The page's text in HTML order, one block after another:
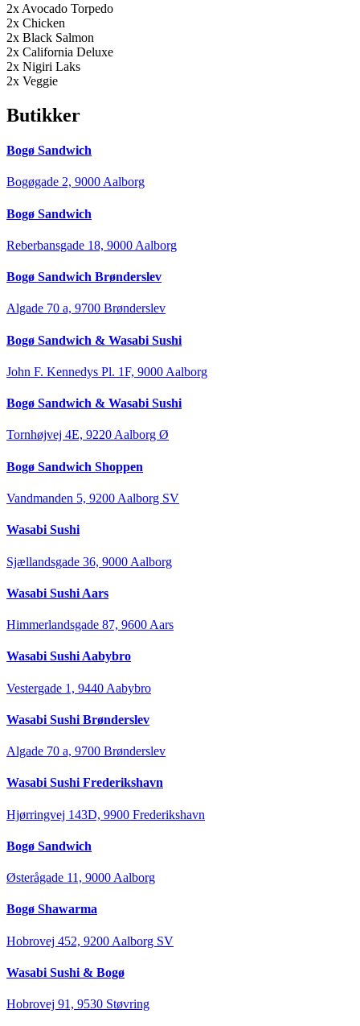
2x Avocado Torpedo
2x Chicken
2x Black Salmon
2x California Deluxe
2x Nigiri Laks
2x Veggie
Butikker
Bogø Sandwich
Bogøgade 2, 9000 Aalborg
Bogø Sandwich
Reberbansgade 18, 9000 Aalborg
Bogø Sandwich Brønderslev
Algade 70 a, 9700 Brønderslev
Bogø Sandwich & Wasabi Sushi
John F. Kennedys Pl. 1F, 9000 Aalborg
Bogø Sandwich & Wasabi Sushi
Tornhøjvej 4E, 9220 Aalborg Ø
Bogø Sandwich Shoppen
Vandmanden 5, 9200 Aalborg SV
Wasabi Sushi
Sjællandsgade 36, 9000 Aalborg
Wasabi Sushi Aars
Himmerlandsgade 87, 9600 Aars
Wasabi Sushi Aabybro
Vestergade 1, 9440 Aabybro
Wasabi Sushi Brønderslev
Algade 70 a, 9700 Brønderslev
Wasabi Sushi Frederikshavn
Hjørringvej 143D, 9900 Frederikshavn
Bogø Sandwich
Østerågade 11, 9000 Aalborg
Bogø Shawarma
Hobrovej 452, 9200 Aalborg SV
Wasabi Sushi & Bogø
Hobrovej 91, 9530 Støvring